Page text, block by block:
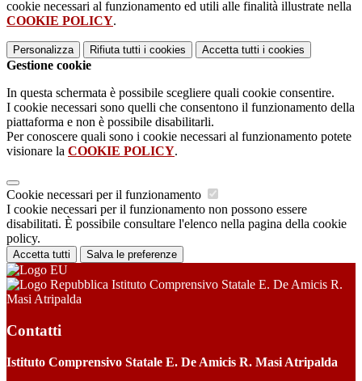
cookie necessari al funzionamento ed utili alle finalità illustrate nella
COOKIE POLICY.
Personalizza Rifiuta tutti i cookies Accetta tutti i cookies
Gestione cookie
In questa schermata è possibile scegliere quali cookie consentire.
I cookie necessari sono quelli che consentono il funzionamento della
piattaforma e non è possibile disabilitarli.
Per conoscere quali sono i cookie necessari al funzionamento potete
visionare la COOKIE POLICY.
Cookie necessari per il funzionamento
I cookie necessari per il funzionamento non possono essere
disabilitati. È possibile consultare l'elenco nella pagina della cookie
policy.
Accetta tutti Salva le preferenze
Istituto Comprensivo Statale E. De Amicis R.
Masi Atripalda
Contatti
Istituto Comprensivo Statale E. De Amicis R. Masi Atripalda